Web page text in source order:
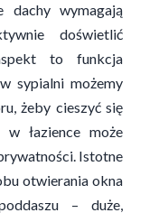
dachy wymagają
doświetlić
to funkcja
sypialni możemy
żeby cieszyć się
łazience może
Istotne
otwierania okna
– duże,